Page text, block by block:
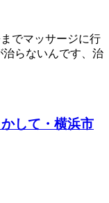
でマッサージに行
らないんです、治
して・横浜市